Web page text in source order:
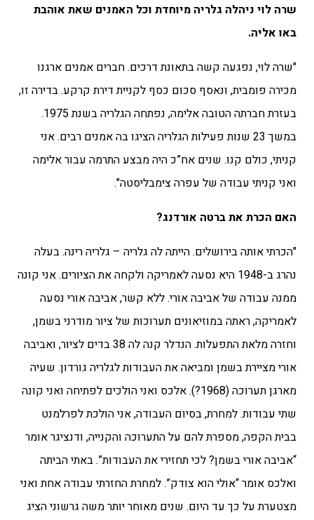
שרה לוי ניהלה גלריה מיוחדת וכל האמנים שאת אוהבת
באו אליה.
"שרה לוי, נפגעה קשה בתאונת דרכים. חברים אמנים ארגנו
מכירה פומבית, ונאסף סכום כסף לקניית דירת קרקע. בדירה זו,
בעזרת חברתה הטובה אלימה, נפתחה הגלריה בשנת 1975.
במשך 23 שנות פעילות הגלריה הציגו בה אמנים רבים. אני
קניתי, כולם קנו. שנים אח”כ היה מבצע התרמה עבור אלימה
ואני קניתי עבודה של עפרה צימבליסטה".
האם הכרת את ברטה אורדנג?
"הכרתי אותה בירושלים. הייתה לה גלריה – גלריה רינה. בעלה
נהרג ב-1948 היא נסעה לאמריקה ולקחה את הציורים. אני קונה
ממנה עבודה של אביבה אורי. ללא קשר, אביבה אורי נסעה
לאמריקה, ראתה במוזיאונים תערוכות של ציור מודרני בשמן,
וחזרה מלאת התפעלות. הנדלר קנה לה 38 בדים לציור, ואביבה
אורי מציירת בשמן ומביאה את העבודות לגלריה גורדון. שעיה
מארגן תערוכה (1968?). אלכס ואני הולכים לפתיחה ואני קונה
שתי עבודות. למחרת, בסיום העבודה, אני הולכת לפרלמנט
בבית הקפה, מספרת להם על התערוכה והקנייה, ודנציגר אומר
“אביבה אורי בשמן? לכי תחזירי את העבודות”. באתי הביתה
ואלכס אומר “אולי הוא צודק”. למחרת החזרתי עבודה אחת ואני
מצטערת על כך עד היום. שנים מאוחר יותר משה גרשוני הציג